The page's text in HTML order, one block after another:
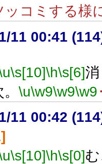
ッコミする様
11 00:41
\s[10]\h\s[6]
\u\w9\w9\w9
11 00:42
\s[10]\h\s[0]